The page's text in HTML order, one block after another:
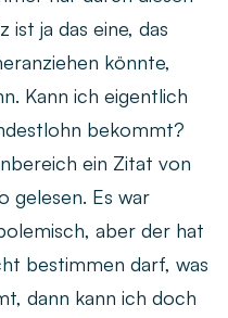
ja das eine, das
könnte,
Kann ich eigentlich
bekommt?
ein Zitat von
gelesen. Es war
aber der hat
bestimmen darf, was
dann kann ich doch